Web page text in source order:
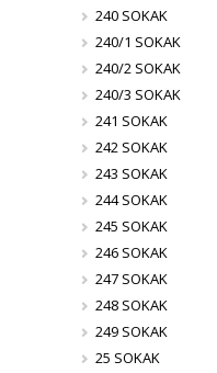
240 SOKAK
240/1 SOKAK
240/2 SOKAK
240/3 SOKAK
241 SOKAK
242 SOKAK
243 SOKAK
244 SOKAK
245 SOKAK
246 SOKAK
247 SOKAK
248 SOKAK
249 SOKAK
25 SOKAK